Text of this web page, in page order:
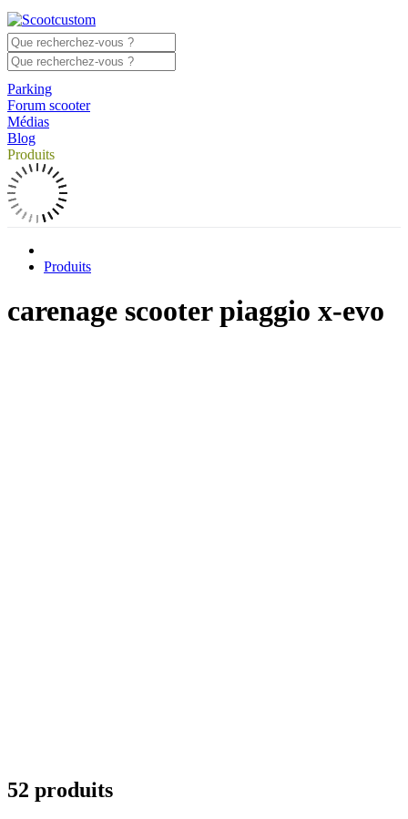
Parking
Forum scooter
Médias
Blog
Produits
Produits
carenage scooter piaggio x-evo
52 produits